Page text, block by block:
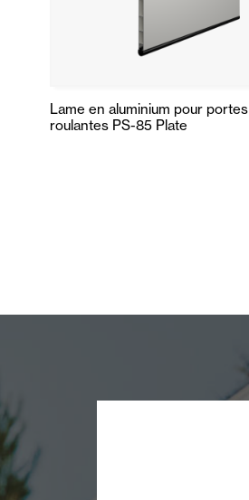
Lame en aluminium pour portes
roulantes PS-85 Plate